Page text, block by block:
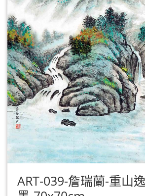
ART-039-詹瑞蘭-重山